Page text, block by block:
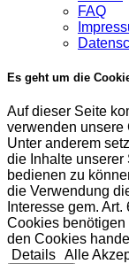
FAQ
Es geht um die
Auf dieser Seite
verwenden unsere
Unter anderem
die Inhalte unserer
bedienen zu
die Verwendung
Interesse gem.
Cookies
den Cookies
Details Alle